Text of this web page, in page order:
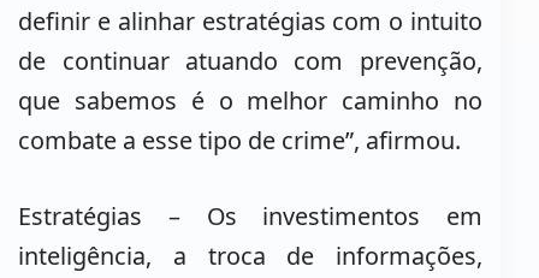
definir e alinhar estratégias com o intuito
de continuar atuando com prevenção,
que sabemos é o melhor caminho no
combate a esse tipo de crime”, afirmou.
Estratégias – Os investimentos em
inteligência, a troca de informações,